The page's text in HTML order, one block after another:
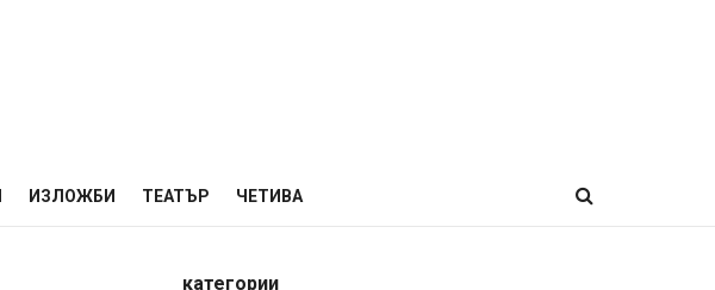
ИЗЛОЖБИ ТЕАТЪР ЧЕТИВА
категории